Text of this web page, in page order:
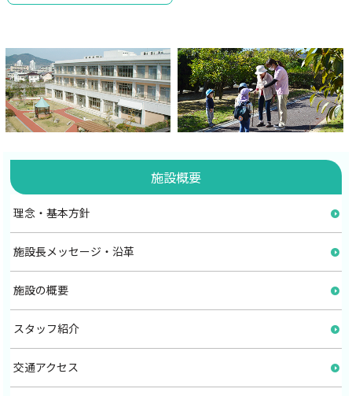
施設概要
理念・基本方針
施設長メッセージ・沿革
施設の概要
スタッフ紹介
交通アクセス